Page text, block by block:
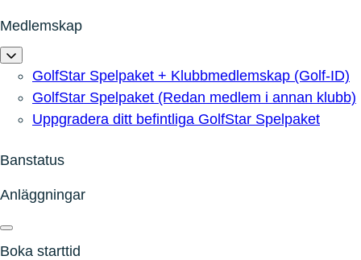
Medlemskap
GolfStar Spelpaket + Klubbmedlemskap (Golf-ID)
GolfStar Spelpaket (Redan medlem i annan klubb)
Uppgradera ditt befintliga GolfStar Spelpaket
Banstatus
Anläggningar
Boka starttid